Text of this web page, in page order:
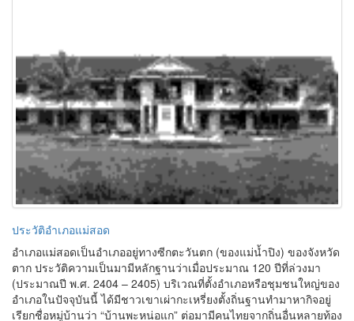
ตาก ประวัติความเป็นมามีหลักฐานว่าเมื่อประมาณ 120 ปีที่ล่วงมา
(ประมาณปี พ.ศ. 2404 – 2405) บริเวณที่ตั้งอำเภอหรือชุมชนใหญ่ของ
อำเภอในปัจจุบันนี้ ได้มีชาวเขาเผ่ากะเหรี่ยงตั้งถิ่นฐานทำมาหากิจอยู่
เรียกชื่อหมู่บ้านว่า “บ้านพะหน่อแก” ต่อมามีคนไทยจากถิ่นอื่นหลายท้อง